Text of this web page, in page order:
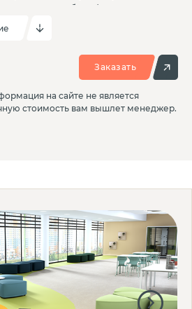
варианты обивки). Поверхность
легко очищается от загрязнений
также имеет облицовку
пластиковыми опорами.
Заказать
на сайте не является
стоимость вам вышлет менеджер.